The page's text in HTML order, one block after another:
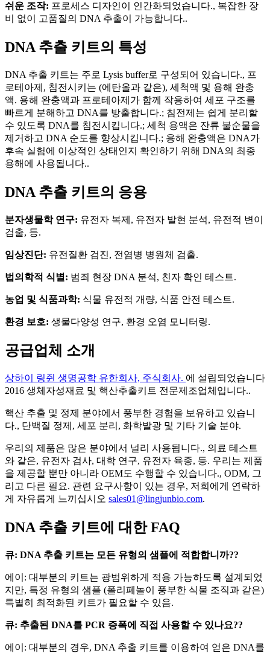
쉬운 조작: 프로세스 디자인이 인간화되었습니다., 복잡한 장
비 없이 고품질의 DNA 추출이 가능합니다..
DNA 추출 키트의 특성
DNA 추출 키트는 주로 Lysis buffer로 구성되어 있습니다., 프
로테아제, 침전시키는 (에탄올과 같은), 세척액 및 용해 완충
액. 용해 완충액과 프로테아제가 함께 작용하여 세포 구조를
빠르게 분해하고 DNA를 방출합니다.; 침전제는 쉽게 분리할
수 있도록 DNA를 침전시킵니다.; 세척 용액은 잔류 불순물을
제거하고 DNA 순도를 향상시킵니다.; 용해 완충액은 DNA가
후속 실험에 이상적인 상태인지 확인하기 위해 DNA의 최종
용해에 사용됩니다..
DNA 추출 키트의 응용
분자생물학 연구: 유전자 복제, 유전자 발현 분석, 유전적 변이
검출, 등.
임상진단: 유전질환 검진, 전염병 병원체 검출.
법의학적 식별: 범죄 현장 DNA 분석, 친자 확인 테스트.
농업 및 식품과학: 식물 유전적 개량, 식품 안전 테스트.
환경 보호: 생물다양성 연구, 환경 오염 모니터링.
공급업체 소개
상하이 링쥔 생명공학 유한회사, 주식회사. 에 설립되었습니다
2016 생체자성재료 및 핵산추출키트 전문제조업체입니다..
핵산 추출 및 정제 분야에서 풍부한 경험을 보유하고 있습니
다., 단백질 정제, 세포 분리, 화학발광 및 기타 기술 분야.
우리의 제품은 많은 분야에서 널리 사용됩니다., 의료 테스트
와 같은, 유전자 검사, 대학 연구, 유전자 육종, 등. 우리는 제품
을 제공할 뿐만 아니라 OEM도 수행할 수 있습니다., ODM, 그
리고 다른 필요. 관련 요구사항이 있는 경우, 저희에게 연락하
게 자유롭게 느끼십시오 sales01@lingjunbio.com.
DNA 추출 키트에 대한 FAQ
큐: DNA 추출 키트는 모든 유형의 샘플에 적합합니까??
에이: 대부분의 키트는 광범위하게 적용 가능하도록 설계되었
지만, 특정 유형의 샘플 (폴리페놀이 풍부한 식물 조직과 같은)
특별히 최적화된 키트가 필요할 수 있음.
큐: 추출된 DNA를 PCR 증폭에 직접 사용할 수 있나요??
에이: 대부분의 경우, DNA 추출 키트를 이용하여 얻은 DNA를